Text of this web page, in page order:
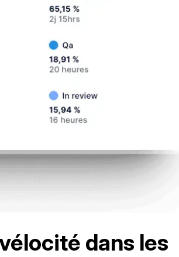
dans les